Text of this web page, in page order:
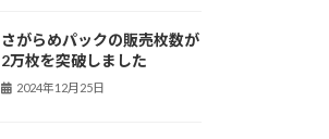
さがらめパックの販売枚数が
2万枚を突破しました
2024年12月25日